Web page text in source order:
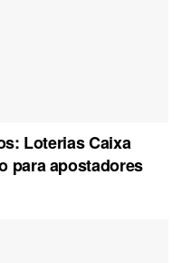
Loterias Caixa
para apostadores